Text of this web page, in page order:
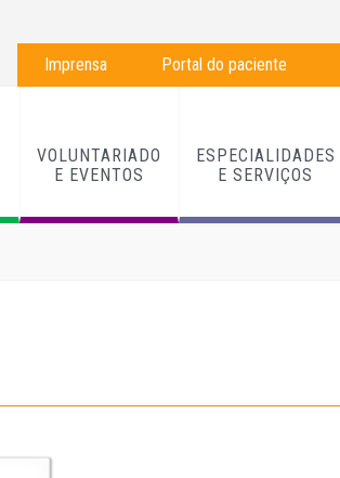
Imprensa Portal do paciente
VOLUNTARIADO
E EVENTOS
ESPECIALIDADES
E SERVIÇOS